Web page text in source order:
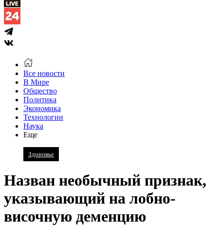
Все новости
В Мире
Общество
Политика
Экономика
Технологии
Наука
Еще
Здоровье
Назван необычный признак,
указывающий на лобно-
височную деменцию